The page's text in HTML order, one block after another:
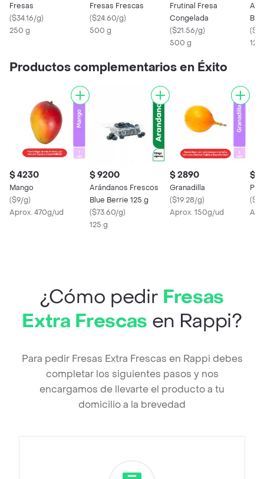
Fresas
($34.16/g)
250 g
Fresas Frescas
($24.60/g)
500 g
Frutinal Fresa
Congelada
($21.56/g)
500 g
(
125
Productos complementarios en Éxito
$ 4230
Mango
($9/g)
Aprox. 470g/ud
$ 9200
Arándanos Frescos
Blue Berrie 125 g
($73.60/g)
125 g
$ 2890
Granadilla
($19.28/g)
Aprox. 150g/ud
$
(
¿Cómo pedir Fresas
Extra Frescas en Rappi?
Para pedir Fresas Extra Frescas en Rappi debes
completar los siguientes pasos y nos
encargamos de llevarte el producto a tu
domicilio a la brevedad